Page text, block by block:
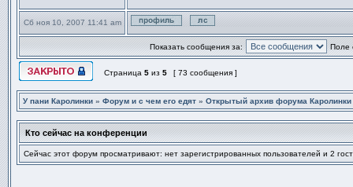
Сб ноя 10, 2007 11:41 am
Профиль
Отправить личное
Показать сообщения за:
Поле
Страница 5 из 5 [ 73 сообщения ]
У пани Каролинки » Форум и с чем его едят » Открытый архив форума Каролинки
Кто сейчас на конференции
Сейчас этот форум просматривают: нет зарегистрированных пользователей и 2